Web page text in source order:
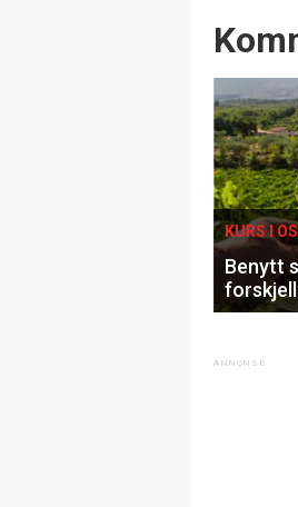
KURS I
Benytt